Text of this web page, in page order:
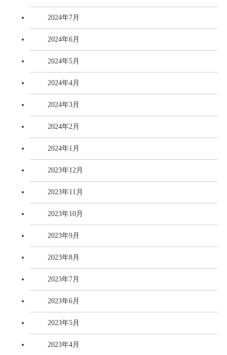
2024年7月
2024年6月
2024年5月
2024年4月
2024年3月
2024年2月
2024年1月
2023年12月
2023年11月
2023年10月
2023年9月
2023年8月
2023年7月
2023年6月
2023年5月
2023年4月